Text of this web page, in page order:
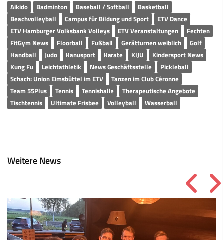
Aikido Badminton Baseball / Softball
Basketball
Beachvolleyball
Campus für Bildung und Sport
ETV Dance
ETV Hamburger Volksbank Volleys
ETV Veranstaltungen
Fechten
FitGym News
Floorball Fußball Gerätturnen weiblich
Golf
Handball
Judo Kanusport Karate KIJU
Kindersport News
Kung Fu
Leichtathletik News Geschäftsstelle
Pickleball
Schach: Union Eimsbüttel im ETV
Tanzen im Club Céronne
Team 55Plus
Tennis Tennishalle
Therapeutische Angebote
Tischtennis
Ultimate Frisbee Volleyball Wasserball
Weitere News